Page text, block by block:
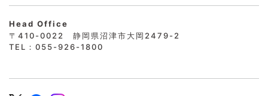
Head Office
〒410-0022 静岡県沼津市大岡2479-2
TEL：055-926-1800